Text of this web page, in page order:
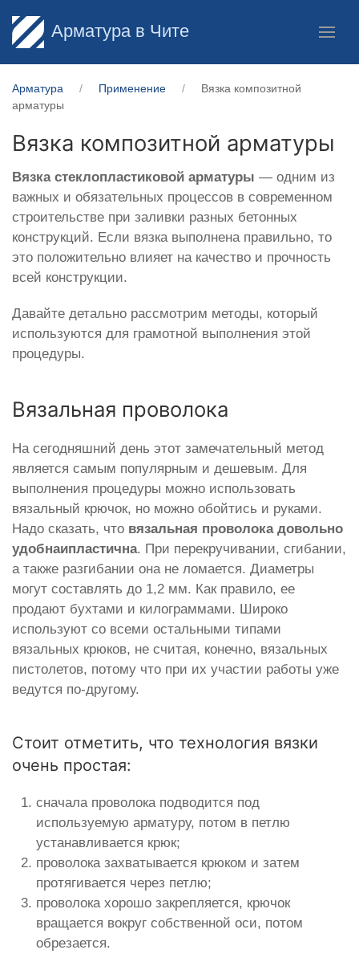
Арматура в Чите
Арматура Применение
Вязка композитной
арматуры
Вязка композитной арматуры
Вязка стеклопластиковой арматуры — одним из
важных и обязательных процессов в современном
строительстве при заливки разных бетонных
конструкций. Если вязка выполнена правильно, то
это положительно влияет на качество и прочность
всей конструкции.
Давайте детально рассмотрим методы, который
используются для грамотной выполнения этой
процедуры.
Вязальная проволока
На сегодняшний день этот замечательный метод
является самым популярным и дешевым. Для
выполнения процедуры можно использовать
вязальный крючок, но можно обойтись и руками.
Надо сказать, что вязальная проволока довольно
удобнаипластична. При перекручивании, сгибании,
а также разгибании она не ломается. Диаметры
могут составлять до 1,2 мм. Как правило, ее
продают бухтами и килограммами. Широко
используют со всеми остальными типами
вязальных крюков, не считая, конечно, вязальных
пистолетов, потому что при их участии работы уже
ведутся по-другому.
Стоит отметить, что технология вязки
очень простая:
сначала проволока подводится под
используемую арматуру, потом в петлю
устанавливается крюк;
проволока захватывается крюком и затем
протягивается через петлю;
проволока хорошо закрепляется, крючок
вращается вокруг собственной оси, потом
обрезается.